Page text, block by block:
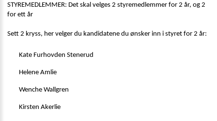
STYREMEDLEMMER: Det skal velges 2 styremedlemmer for 2 år, og 2
for ett år
Sett 2 kryss, her velger du kandidatene du ønsker inn i styret for 2 år:
Kate Furhovden Stenerud
Helene Amlie
Wenche Wallgren
Kirsten Akerlie